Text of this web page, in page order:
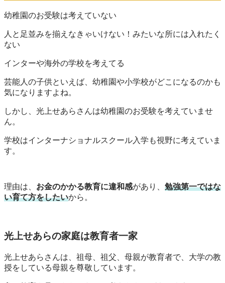
幼稚園のお受験は考えていない
人と足並みを揃えなきゃいけない！みたいな所には入れたく
ない
インターや海外の学校を考えてる
芸能人の子供といえば、幼稚園や小学校がどこになるのかも
気になりますよね。
しかし、光上せあらさんは幼稚園のお受験を考えていませ
ん。
学校はインターナショナルスクール入学も視野に考えていま
す。
理由は、 お金のかかる教育に違和感があり、 勉強第一ではな
い育て方をしたいから。
光上せあらの家庭は教育者一家
光上せあらさんは、祖母、祖父、母親が教育者で、大学の教
授をしている母親を尊敬しています。